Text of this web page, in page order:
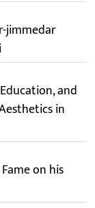
jimmedar
and
in
on his